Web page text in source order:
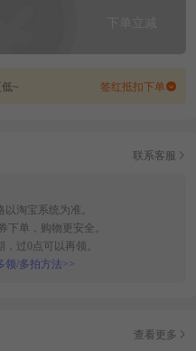
~ 签红抵扣下单
联系客服
淘宝系统为准。
下单，购物更安全。
，过0点可以再领。
领/多拍方法>>
查看更多